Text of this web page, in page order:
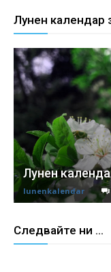
Лунен календар
Лунен
lunenkalendar
Следвайте ни ...